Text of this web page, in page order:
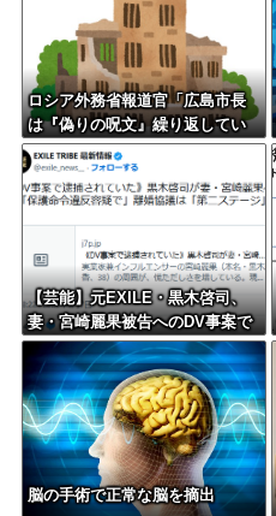
ロシア外務省報道官「広島市長
は『偽りの呪文』繰り返してい
る」 平和宣言を非難
【芸能】元EXILE・黒木啓司、
妻・宮崎麗果被告へのDV事案で
逮捕されていた 宮崎は全身打
撲、頭部裂傷及び打撲、頸部損
傷の怪我
脳の手術で正常な脳を摘出